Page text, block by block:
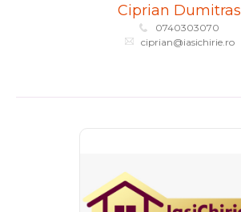
Ciprian Dumitras
0740303070
ciprian@iasichirie.ro